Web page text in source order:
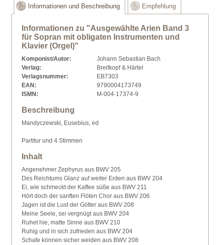
Informationen und Beschreibung Empfehlung
Informationen zu "Ausgewählte Arien Band 3
für Sopran mit obligaten Instrumenten und
Klavier (Orgel)"
Komponist/Autor:
Johann Sebastian Bach
Verlag:
Breitkopf & Härtel
Verlagsnummer:
EB7303
EAN:
9790004173749
ISMN:
M-004-17374-9
Beschreibung
Mandyczewski, Eusebius, ed
Partitur und 4 Stimmen
Inhalt
Angenehmer Zephyrus aus BWV 205
Des Reichtums Glanz auf weiter Erden aus BWV 204
Ei, wie schmeckt der Kaffee süße aus BWV 211
Hört doch der sanften Flöten Chor aus BWV 206
Jagen ist die Lust der Götter aus BWV 208
Meine Seele, sei vergnügt aus BWV 204
Ruhet hie, matte Sinne aus BWV 210
Ruhig und in sich zufrieden aus BWV 204
Schafe können sicher weiden aus BWV 208